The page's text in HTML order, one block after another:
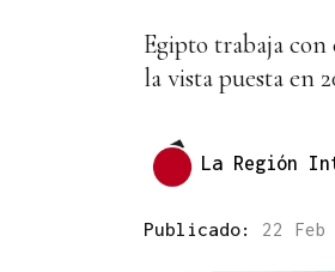
Egipto trabaja con
la vista puesta en
La Región
Publicado: 22